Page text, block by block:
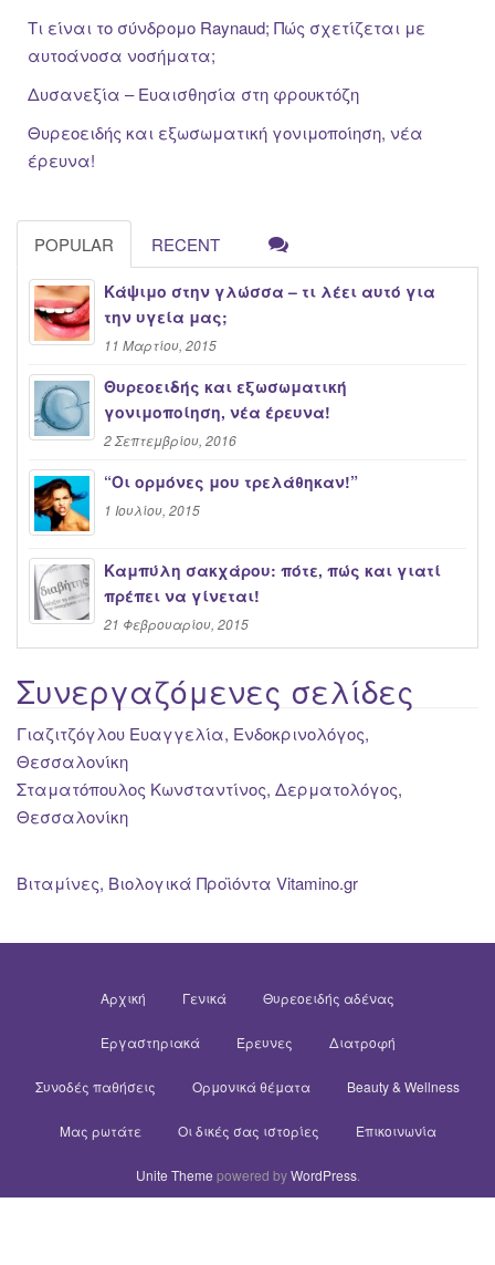
Τι είναι το σύνδρομο Raynaud; Πώς σχετίζεται με
αυτοάνοσα νοσήματα;
Δυσανεξία – Ευαισθησία στη φρουκτόζη
Θυρεοειδής και εξωσωματική γονιμοποίηση, νέα
έρευνα!
POPULAR RECENT
Κάψιμο στην γλώσσα – τι λέει αυτό για
την υγεία μας;
11 Μαρτίου, 2015
Θυρεοειδής και εξωσωματική
γονιμοποίηση, νέα έρευνα!
2 Σεπτεμβρίου, 2016
“Oι ορμόνες μου τρελάθηκαν!”
1 Ιουλίου, 2015
Καμπύλη σακχάρου: πότε, πώς και γιατί
πρέπει να γίνεται!
21 Φεβρουαρίου, 2015
Συνεργαζόμενες σελίδες
Γιαζιτζόγλου Ευαγγελία, Ενδοκρινολόγος,
Θεσσαλονίκη
Σταματόπουλος Κωνσταντίνος, Δερματολόγος,
Θεσσαλονίκη
Βιταμίνες, Βιολογικά Προϊόντα Vitamino.gr
Αρχική Γενικά Θυρεοειδής αδένας
Εργαστηριακά Έρευνες Διατροφή
Συνοδές παθήσεις Ορμονικά θέματα Beauty & Wellness
Μας ρωτάτε Οι δικές σας ιστορίες Επικοινωνία
Unite Theme powered byWordPress.